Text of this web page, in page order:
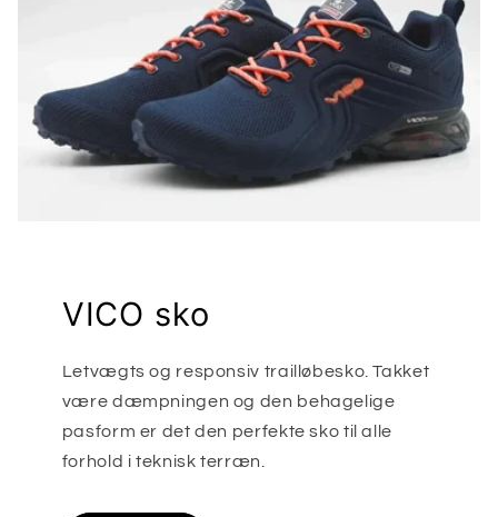
VICO sko
Letvægts og responsiv trailløbesko. Takket
være dæmpningen og den behagelige
pasform er det den perfekte sko til alle
forhold i teknisk terræn.